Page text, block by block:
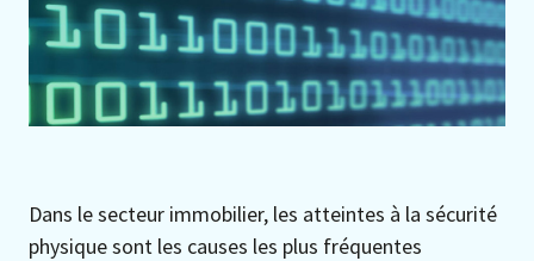
Dans le secteur immobilier, les atteintes à la sécurité
physique sont les causes les plus fréquentes